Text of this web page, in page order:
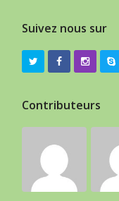
Suivez nous sur
Contributeurs